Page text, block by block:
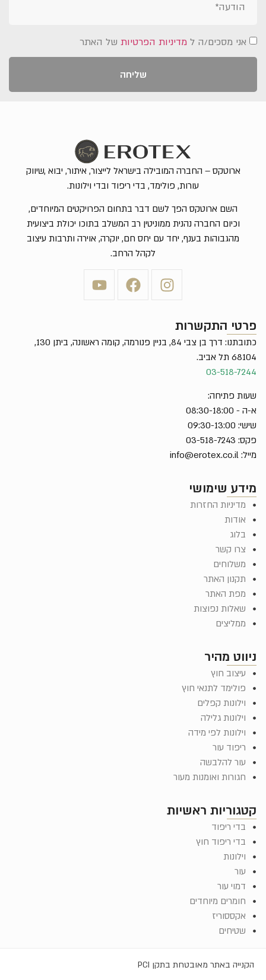
אני מסכים/ה ל מדיניות הפרטיות של האתר
שליחה
קטגוריות ראשיות
בדי ריפוד
בדי ריפוד חוץ
וילונות
עור
דמוי עור
חומרים מיוחדים
אקססוריז
שטיחים
ניווט מהיר
עיצוב חוץ
פולימד לתנאי חוץ
וילונות קפלים
וילונות גלילה
וילונות לפי מידה
ריפוד עור
עור להלבשה
חגורות ואומנות מעור
מידע שימושי
מדיניות החזרות
אודות
בלוג
צרו קשר
משלוחים
תקנון האתר
מפת האתר
שאלות נפוצות
ממליצים
פרטי התקשרות
כתובתנו: דרך בן צבי 84, בניין פנורמה, קומה ראשונה, ביתן 130,
68104 תל אביב.
03-518-7244
שעות פתיחה:
א-ה - 08:30-18:00
שישי: 09:30-13:00
פקס: 03-518-7243
מייל: info@erotex.co.il
ארוטקס – החברה המובילה בישראל לייצור, איתור, יבוא ,שיווק
עורות, פולימד, בדי ריפוד ובדי וילונות.
השם ארוטקס הפך לשם דבר בתחום הפרויקטים המיוחדים,
וכיום החברה נהנית ממוניטין רב המשלב בתוכו יכולת ביצועית
מהגבוהות בענף, יחד עם יחס חם, יוקרה, אוירה ותרבות עיצוב
לקהל הרחב.
הקנייה באתר מאובטחת בתקן PCI